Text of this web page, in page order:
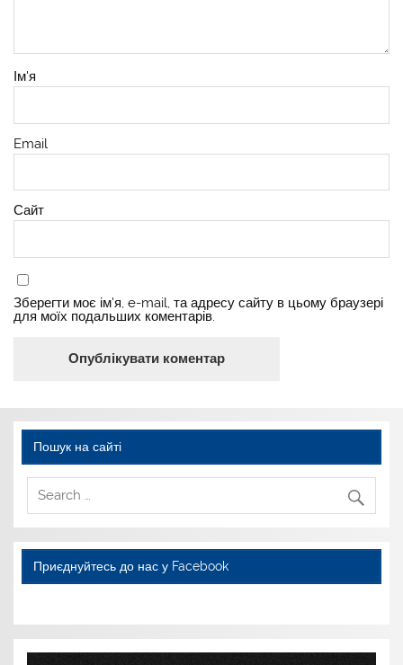
Ім'я
Email
Сайт
Зберегти моє ім'я, e-mail, та адресу сайту в цьому браузері
для моїх подальших коментарів.
Пошук на сайті
Приєднуйтесь до нас у Facebook